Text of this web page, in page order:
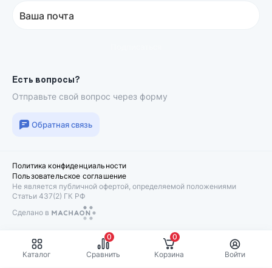
Ваша почта
Есть вопросы?
Отправьте свой вопрос через форму
Обратная связь
Политика конфиденциальности
Пользовательское соглашение
Не является публичной офертой, определяемой положениями
Статьи 437(2) ГК РФ
Сделано в
Machaon
Каталог
0
Сравнить
0
Корзина
Войти